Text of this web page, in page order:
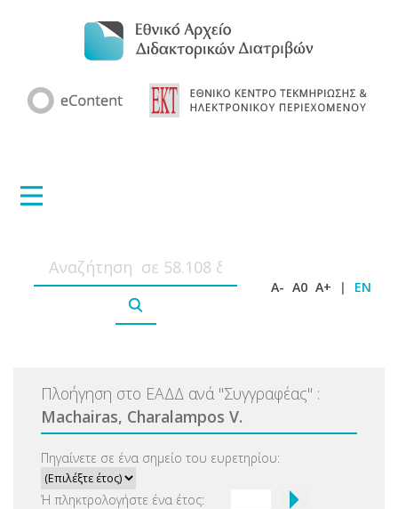
A- A0 A+ | EN
Πλοήγηση στο ΕΑΔΔ ανά "Συγγραφέας" :
Machairas, Charalampos V.
Πηγαίνετε σε ένα σημείο του ευρετηρίου:
Ή πληκτρολογήστε ένα έτος: